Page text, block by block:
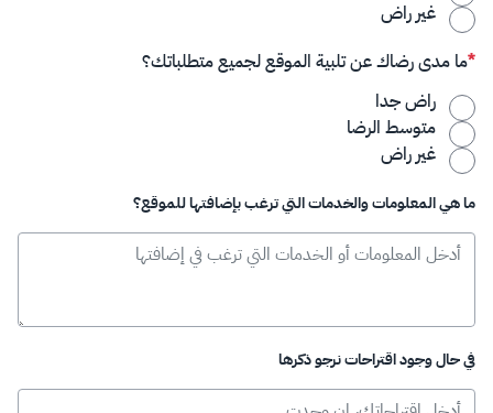
غير راض
ما مدى رضاك عن تلبية الموقع لجميع متطلباتك؟
راض جدا
متوسط الرضا
غير راض
ما هي المعلومات والخدمات التي ترغب بإضافتها للموقع؟
: 0
/ 65000
في حال وجود اقتراحات نرجو ذكرها